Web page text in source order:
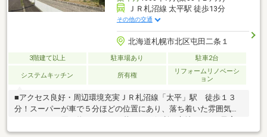
ＪＲ札沼線 太平駅 徒歩13分
その他の交通
北海道札幌市北区屯田二条１
3階建て以上 駐車場あり 駐車2台
システムキッチン 所有権
リフォームリノベーシ
ョン
■アクセス良好・周辺環境充実ＪＲ札沼線「太平」駅 徒歩１３
分！スーパーが車で５分ほどの位置にあり、落ち着いた雰囲気で
て環境充実近隣に保育園、幼稚園等複数あり！公園もあり、お子